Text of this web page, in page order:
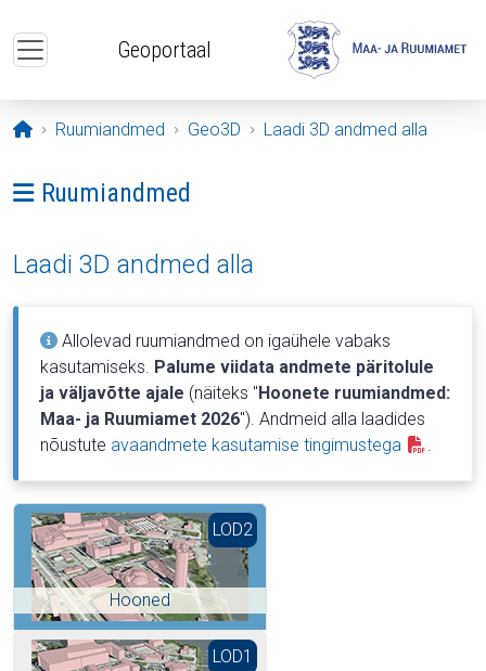
Geoportaal
Avaleht
Ruumiandmed Geo3D Laadi 3D andmed alla
Ava menüü: Ruumiandmed
Ruumiandmed
Laadi 3D andmed alla
Allolevad ruumiandmed on igaühele vabaks
kasutamiseks. Palume viidata andmete päritolule
ja väljavõtte ajale (näiteks "Hoonete ruumiandmed:
Maa- ja Ruumiamet 2026"). Andmeid alla laadides
nõustute avaandmete kasutamise tingimustega .
LOD2
Hooned
LOD1